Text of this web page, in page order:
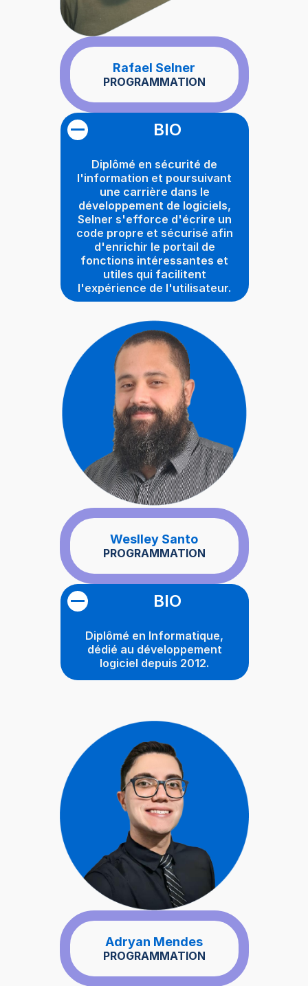
Rafael Selner
PROGRAMMATION
BIO
Diplômé en sécurité de
l'information et poursuivant
une carrière dans le
développement de logiciels,
Selner s'efforce d'écrire un
code propre et sécurisé afin
d'enrichir le portail de
fonctions intéressantes et
utiles qui facilitent
l'expérience de l'utilisateur.
Weslley Santo
PROGRAMMATION
BIO
Diplômé en Informatique,
dédié au développement
logiciel depuis 2012.
Adryan Mendes
PROGRAMMATION